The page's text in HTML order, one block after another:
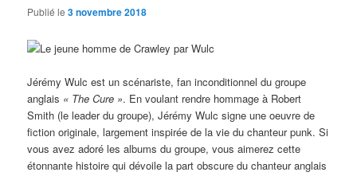
Publié le3 novembre 2018
Jérémy Wulc est un scénariste, fan inconditionnel du groupe
anglais « The Cure ». En voulant rendre hommage à Robert
Smith (le leader du groupe), Jérémy Wulc signe une oeuvre de
fiction originale, largement inspirée de la vie du chanteur punk. Si
vous avez adoré les albums du groupe, vous aimerez cette
étonnante histoire qui dévoile la part obscure du chanteur anglais